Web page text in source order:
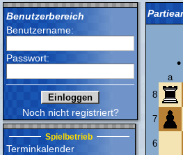
Benutzerbereich
Benutzername:
Passwort:
Noch nicht registriert?
Spielbetrieb
Terminkalender
•
a
8
7
6